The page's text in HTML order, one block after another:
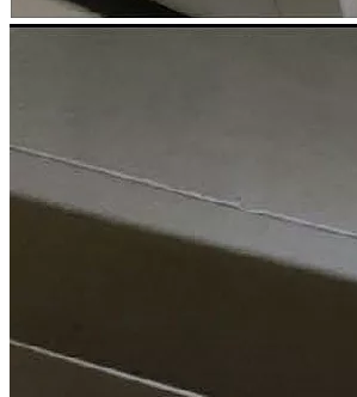
Услуги юристов по
Мы предлагаем комплексные услуги
по приемке новостроек, строительных
Приемка новостройки
юриста при приемке
Строительная экспертиза квартиры
Взыскание с застройщика
Взыскание с застройщика
Расторжение ДДУ в одностороннем
Признание права собственности